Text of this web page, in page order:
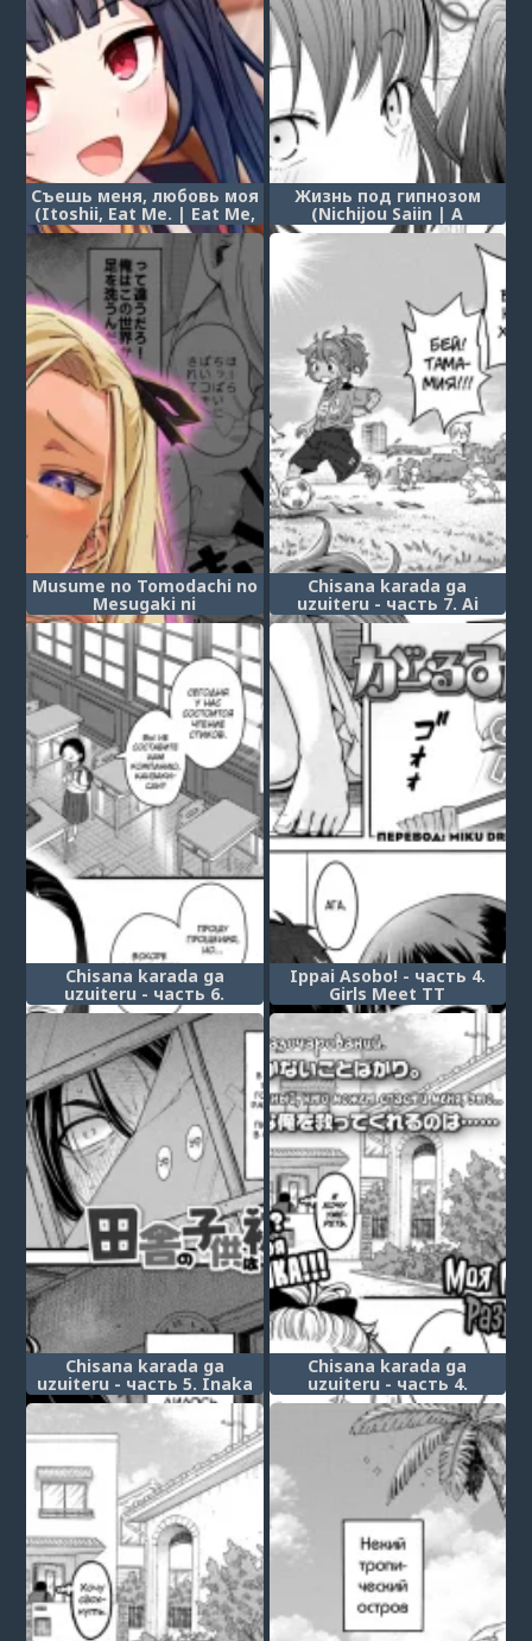
Съешь меня, любовь моя
(Itoshii, Eat Me. | Eat Me,
My Love)
Жизнь под гипнозом
(Nichijou Saiin | A
Hypnotically Lewd Daily-
Musume no Tomodachi no
Mesugaki ni
Okasaremashita - Глава 4
Chisana karada ga
uzuiteru - часть 7. Ai
Contact!! (Love Contact!!)
Chisana karada ga
uzuiteru - часть 6.
Hodokeru Oshiri no
Ojousama (Loosening Up a
Tight-Assed Little Lady)
Ippai Asobo! - часть 4.
Girls Meet TT
Chisana karada ga
uzuiteru - часть 5. Inaka
no Kodomo wa Hatsu
Taiken ga Hayai-rashii
(Apparently Kids From The
Countryside Get Sexually-
Active Early)
Chisana karada ga
uzuiteru - часть 4.
Imouto wa Gyaru Bitch
Mama (Моя младшая
сестра - развратная
гяру-мама)